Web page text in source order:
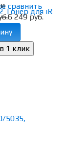
сравнить
6 249 руб.